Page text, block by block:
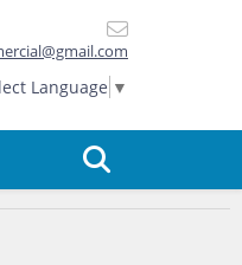
Language ▼